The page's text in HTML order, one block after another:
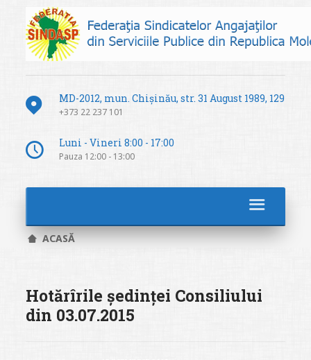
MD-2012, mun. Chișinău, str. 31 August 1989, 129
+373 22 237 101
Luni - Vineri 8:00 - 17:00
Pauza 12:00 - 13:00
ACASĂ
Hotărîrile ședinței Consiliului
din 03.07.2015